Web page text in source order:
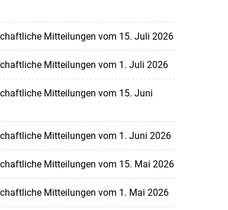
Mitteilungen vom 15. Juli 2026
Mitteilungen vom 1. Juli 2026
Mitteilungen vom 15. Juni
Mitteilungen vom 1. Juni 2026
Mitteilungen vom 15. Mai 2026
Mitteilungen vom 1. Mai 2026